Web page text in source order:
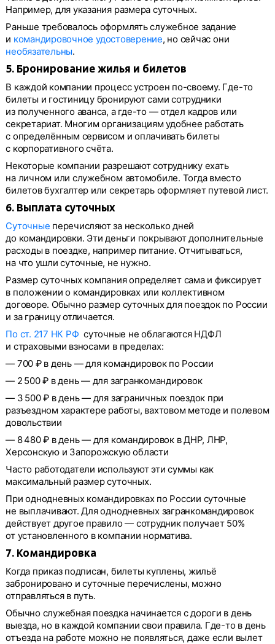
Например, для указания размера суточных.
Раньше требовалось оформлять служебное задание
и командировочное удостоверение, но сейчас они
необязательны.
5. Бронирование жилья и билетов
В каждой компании процесс устроен по-своему. Где-то
билеты и гостиницу бронируют сами сотрудники
из полученного аванса, а где-то — отдел кадров или
секретариат. Многим организациям удобнее работать
с определённым сервисом и оплачивать билеты
с корпоративного счёта.
Некоторые компании разрешают сотруднику ехать
на личном или служебном автомобиле. Тогда вместо
билетов бухгалтер или секретарь оформляет путевой лист.
6. Выплата суточных
Суточные перечисляют за несколько дней
до командировки. Эти деньги покрывают дополнительные
расходы в поездке, например питание. Отчитываться,
на что ушли суточные, не нужно.
Размер суточных компания определяет сама и фиксирует
в положении о командировках или коллективном
договоре. Обычно размер суточных для поездок по России
и за границу отличается.
По ст. 217 НК РФ суточные не облагаются НДФЛ
и страховыми взносами в пределах:
— 700 ₽ в день — для командировок по России
— 2 500 ₽ в день — для загранкомандировок
— 3 500 ₽ в день — для заграничных поездок при
разъездном характере работы, вахтовом методе и полевом
довольствии
— 8 480 ₽ в день — для командировок в ДНР, ЛНР,
Херсонскую и Запорожскую области
Часто работодатели используют эти суммы как
максимальный размер суточных.
При однодневных командировках по России суточные
не выплачивают. Для однодневных загранкомандировок
действует другое правило — сотрудник получает 50%
от установленного в компании норматива.
7. Командировка
Когда приказ подписан, билеты куплены, жильё
забронировано и суточные перечислены, можно
отправляться в путь.
Обычно служебная поездка начинается с дороги в день
выезда, но в каждой компании свои правила. Где-то в день
отъезда на работе можно не появляться, даже если вылет